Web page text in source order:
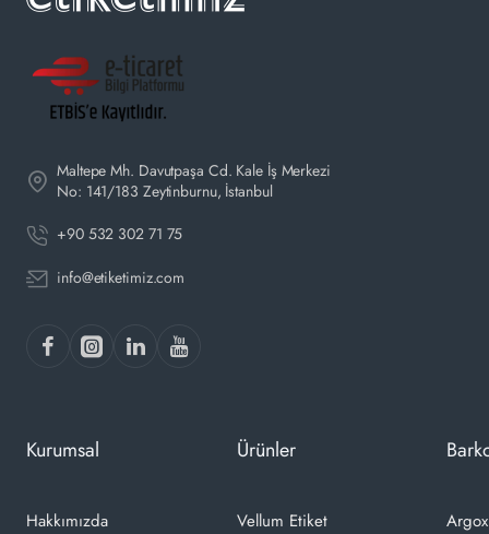
Maltepe Mh. Davutpaşa Cd. Kale İş Merkezi
No: 141/183 Zeytinburnu, İstanbul
+90 532 302 71 75
info@etiketimiz.com
Kurumsal
Hakkımızda
Ürünler
Vellum Etiket